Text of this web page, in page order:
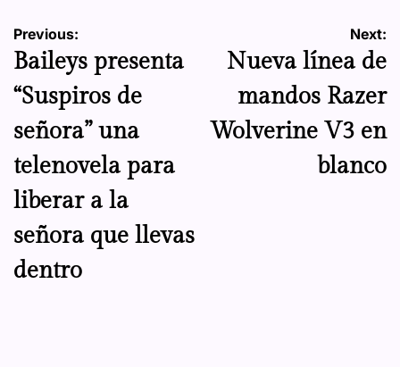
Navegación
de
entradas
Previous:
Baileys presenta
“Suspiros de
señora” una
telenovela para
liberar a la
señora que llevas
dentro
Next:
Nueva línea de
mandos Razer
Wolverine V3 en
blanco